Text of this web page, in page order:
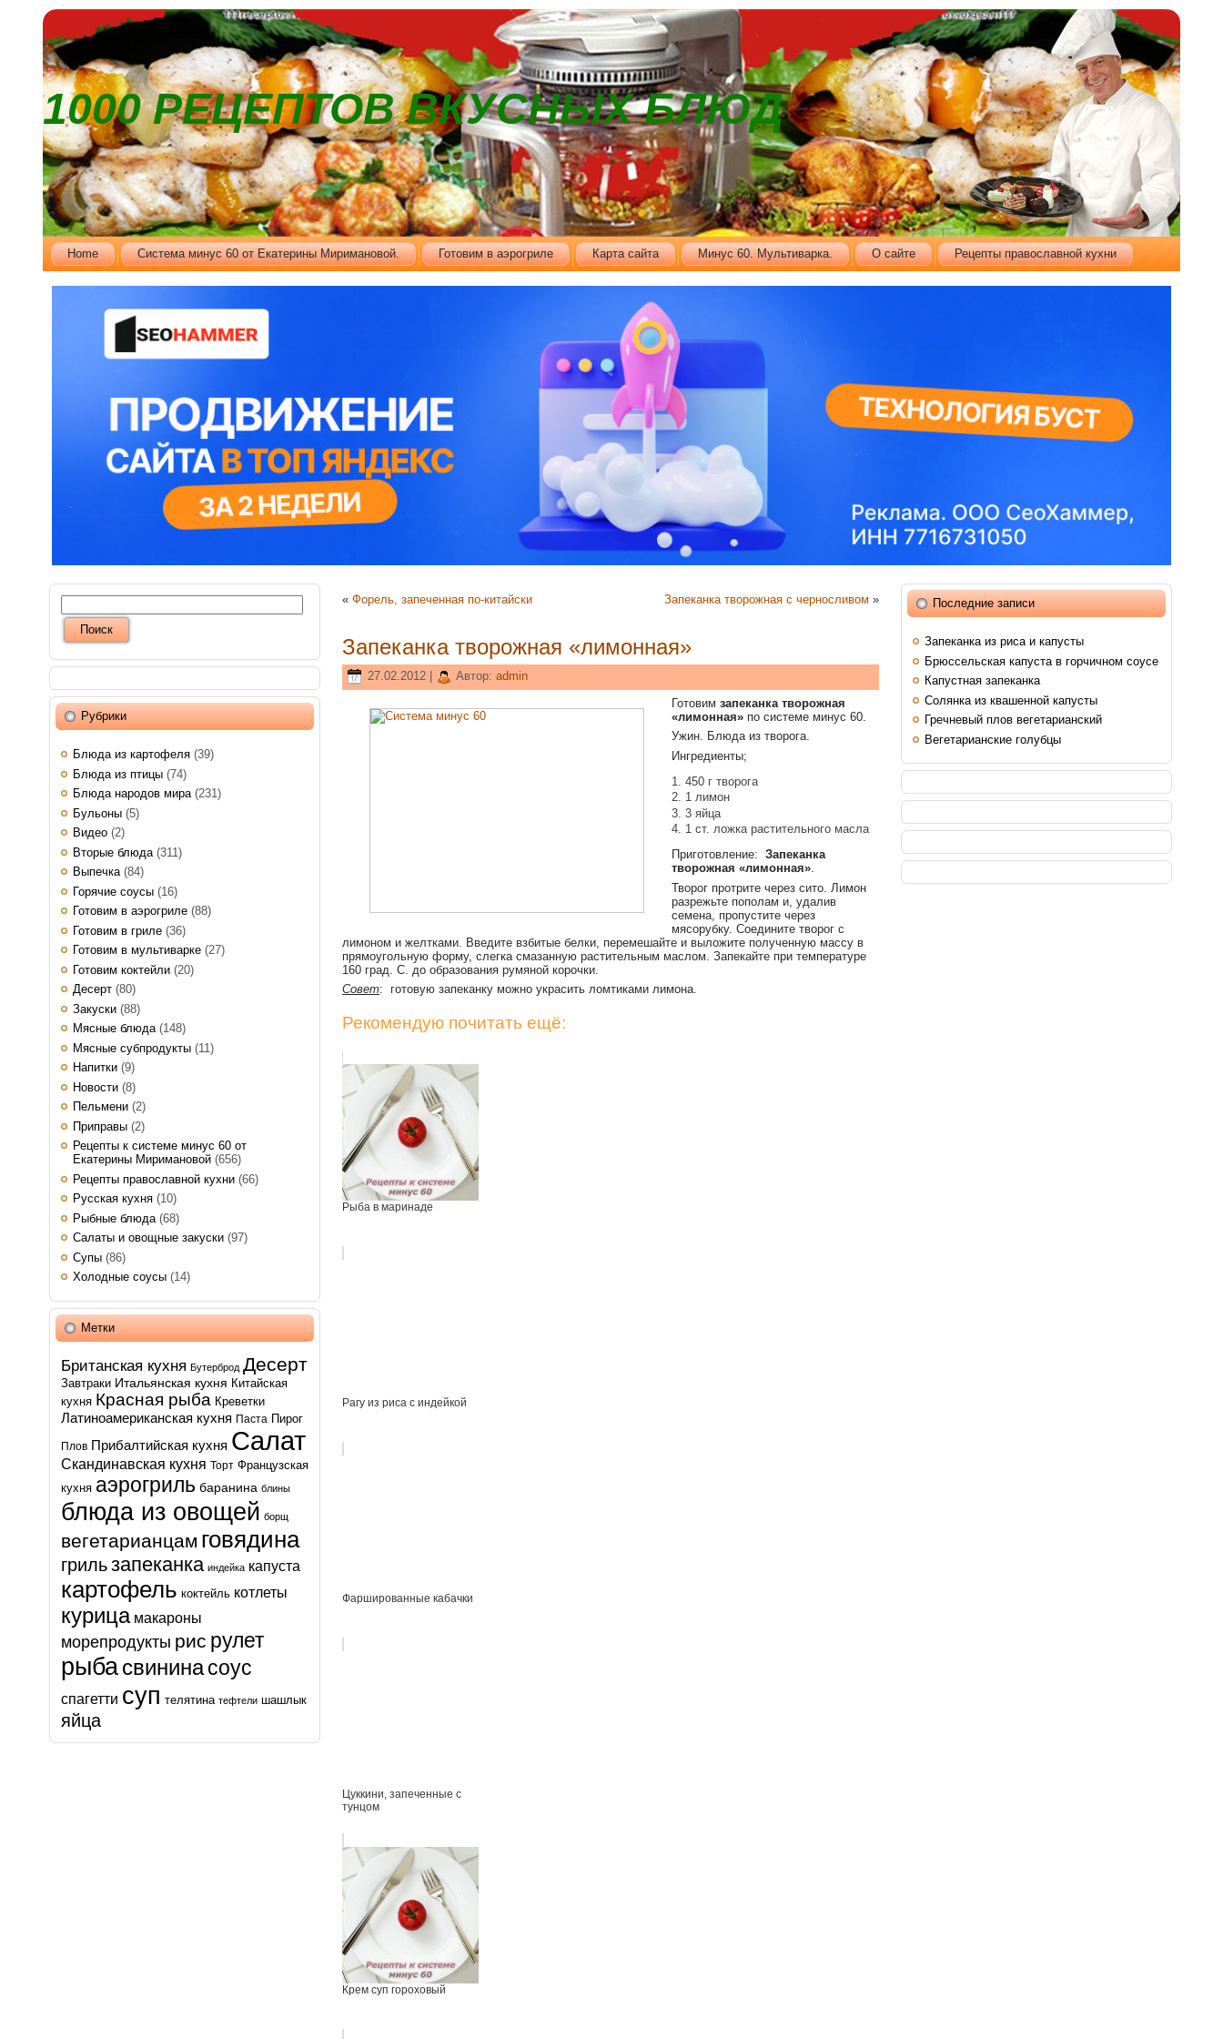
1000 РЕЦЕПТОВ ВКУСНЫХ БЛЮД
Home Cистема минус 60 от Екатерины Миримановой. Готовим в аэрогриле Карта сайта Минус 60. Мультиварка. О сайте Рецепты православной кухни
Рубрики
Блюда из картофеля (39)
Блюда из птицы (74)
Блюда народов мира(231)
Бульоны (5)
Видео (2)
Вторые блюда (311)
Выпечка(84)
Горячие соусы (16)
Готовим в аэрогриле (88)
Готовим в гриле (36)
Готовим в мультиварке (27)
Готовим коктейли (20)
Десерт (80)
Закуски (88)
Мясные блюда(148)
Мясные субпродукты (11)
Напитки (9)
Новости (8)
Пельмени (2)
Приправы (2)
Рецепты к системе минус 60 от
Екатерины Миримановой (656)
Рецепты православной кухни (66)
Русская кухня (10)
Рыбные блюда (68)
Салаты и овощные закуски (97)
Супы (86)
Холодные соусы (14)
Метки
Британская кухня Бутерброд Десерт
Завтраки Итальянская кухня Китайская
кухня Красная рыба Креветки
Латиноамериканская кухня Паста Пирог
Плов Прибалтийская кухня Салат
Скандинавская кухня Торт Французская
кухня аэрогриль баранина блины
блюда из овощей борщ
вегетарианцам говядина
грильзапеканка индейка капуста
картофель коктейль котлеты
курица макароны
морепродукты рис рулет
рыбасвининасоус
спагетти суп телятина тефтели шашлык
яйца
« Форель, запеченная по-китайски Запеканка творожная с черносливом »
Запеканка творожная «лимонная»
27.02.2012 | Автор: admin
Готовим запеканка творожная
«лимонная» по системе минус 60.
Ужин. Блюда из творога.
Ингредиенты;
450 г творога
1 лимон
3 яйца
1 ст. ложка растительного масла
Приготовление: Запеканка
творожная «лимонная».
Творог протрите через сито. Лимон
разрежьте пополам и, удалив
семена, пропустите через
мясорубку. Соедините творог с
лимоном и желтками.
Введите взбитые белки, перемешайте и выложите полученную массу в
прямоугольную форму, слегка смазанную растительным маслом. Запекайте при температуре
160 град. С. до образования румяной корочки.
Совет: готовую запеканку можно украсить ломтиками лимона.
Рекомендую почитать ещё:
Рыба в маринаде
Рагу из риса с индейкой
Фаршированные кабачки
Цуккини, запеченные с
тунцом
Крем суп гороховый
Последние записи
Запеканка из риса и капусты
Брюссельская капуста в горчичном соусе
Капустная запеканка
Солянка из квашенной капусты
Гречневый плов вегетарианский
Вегетарианские голубцы